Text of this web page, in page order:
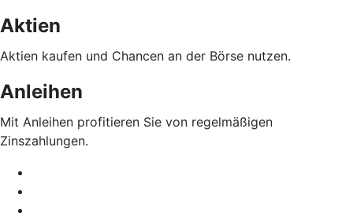
Aktien
Aktien kaufen und Chancen an der Börse nutzen.
Anleihen
Mit Anleihen profitieren Sie von regelmäßigen
Zinszahlungen.